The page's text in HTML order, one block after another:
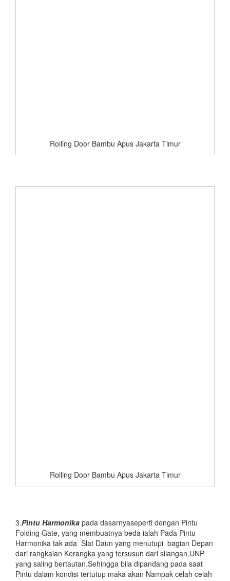
Rolling Door Bambu Apus Jakarta Timur
Rolling Door Bambu Apus Jakarta Timur
3.Pintu Harmonika pada dasarnyaseperti dengan Pintu
Folding Gate, yang membuatnya beda ialah Pada Pintu
Harmonika tak ada Slat Daun yang menutupi bagian Depan
dari rangkaian Kerangka yang tersusun dari silangan,UNP
yang saling bertautan.Sehingga bila dipandang pada saat
Pintu dalam kondisi tertutup maka akan Nampak celah celah